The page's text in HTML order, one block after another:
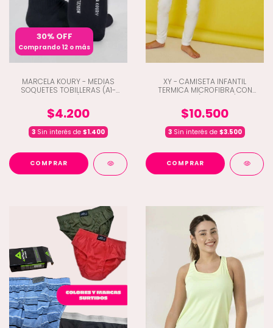
30% OFF
Comprando 12 o más
MARCELA KOURY - MEDIAS
SOQUETES TOBILLERAS (A1-
$4.200
3 Sin interés de $1.400
COMPRAR
XY - CAMISETA INFANTIL
TERMICA MICROFIBRA CON
$10.500
3Sin interés de $3.500
COMPRAR